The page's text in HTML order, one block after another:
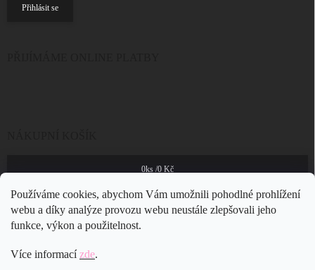
Používáme cookies, abychom Vám umožnili pohodlné prohlížení
webu a díky analýze provozu webu neustále zlepšovali jeho
funkce, výkon a použitelnost.
Více informacízde.
Přihlásit se
0ks /0 Kč